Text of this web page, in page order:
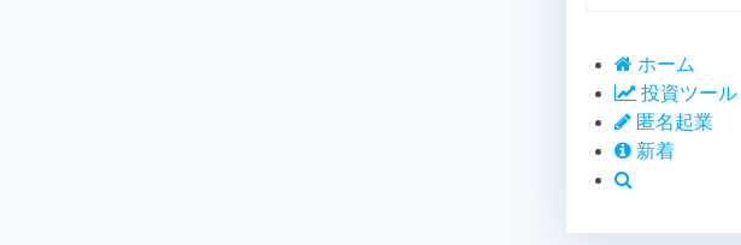
ホーム
投資ツール
匿名起業
新着